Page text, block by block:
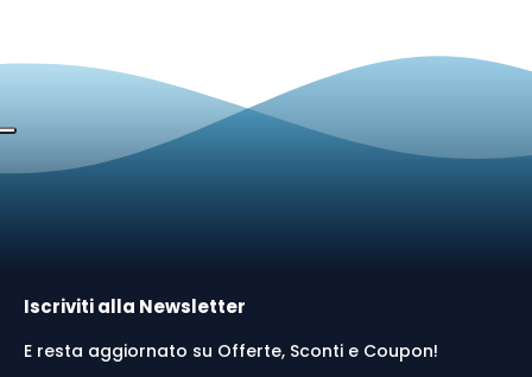
Iscriviti alla Newsletter
E resta aggiornato su Offerte, Sconti e Coupon!